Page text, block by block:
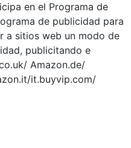
en el Programa de
de publicidad para
a sitios web un modo de
publicitando e
Amazon.de/
it.buyvip.com/